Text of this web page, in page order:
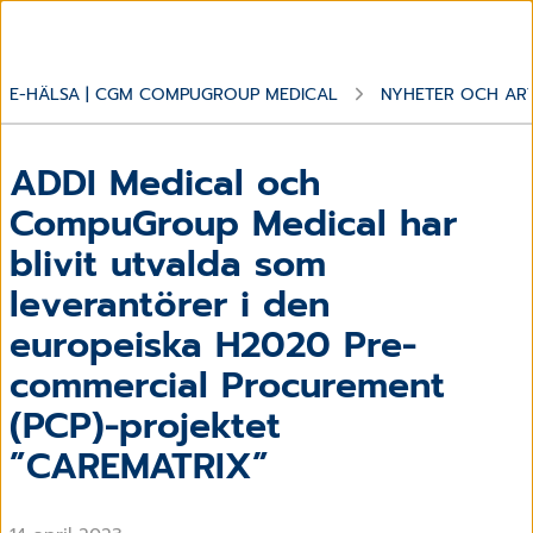
E-HÄLSA | CGM COMPUGROUP MEDICAL NYHETER OCH
ADDI Medical och
CompuGroup Medical har
blivit utvalda som
leverantörer i den
europeiska H2020 Pre-
commercial Procurement
(PCP)-projektet
”CAREMATRIX”